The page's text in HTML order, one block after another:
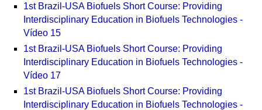
1st Brazil-USA Biofuels Short Course: Providing
Interdisciplinary Education in Biofuels Technologies -
Vídeo 15
1st Brazil-USA Biofuels Short Course: Providing
Interdisciplinary Education in Biofuels Technologies -
Vídeo 17
1st Brazil-USA Biofuels Short Course: Providing
Interdisciplinary Education in Biofuels Technologies -